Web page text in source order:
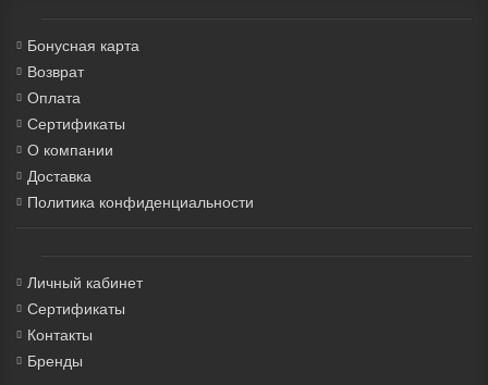
Бонусная карта
Возврат
Оплата
Сертификаты
О компании
Доставка
Политика конфиденциальности
Личный кабинет
Сертификаты
Контакты
Бренды